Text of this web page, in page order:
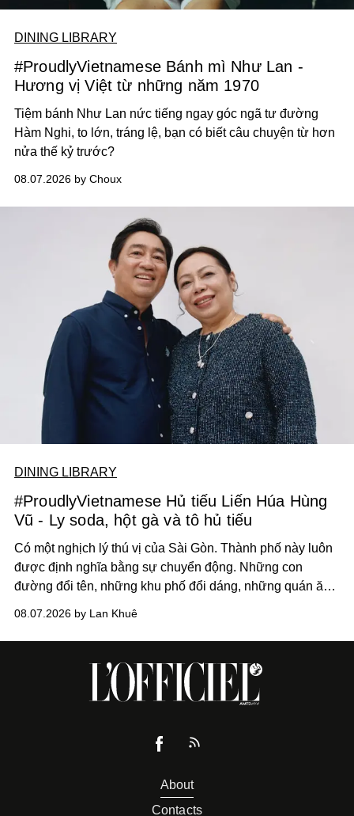
DINING LIBRARY
#ProudlyVietnamese Bánh mì Như Lan -
Hương vị Việt từ những năm 1970
Tiệm bánh Như Lan nức tiếng ngay góc ngã tư đường
Hàm Nghi, to lớn, tráng lệ, bạn có biết câu chuyện từ hơn
nửa thế kỷ trước?
08.07.2026 by Choux
DINING LIBRARY
#ProudlyVietnamese Hủ tiếu Liến Húa Hùng
Vũ - Ly soda, hột gà và tô hủ tiếu
Có một nghịch lý thú vị của Sài Gòn. Thành phố này luôn
được định nghĩa bằng sự chuyển động. Những con
đường đổi tên, những khu phố đổi dáng, những quán ăn
nói về cái mới, về xu hướng tiếp theo, về những điều
đáng để trải nghiệm trước khi chúng trở nên lỗi thời.
08.07.2026 by Lan Khuê
About
Contacts